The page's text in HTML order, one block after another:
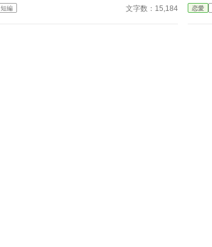
ったはずの彼。 けれど、その夜をきっかけに月鈴の
運命は大きく動き出す。 冷酷と恐れられる皇帝が、
短編 文字数：15,184 恋愛